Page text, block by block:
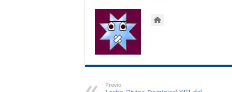
Previo